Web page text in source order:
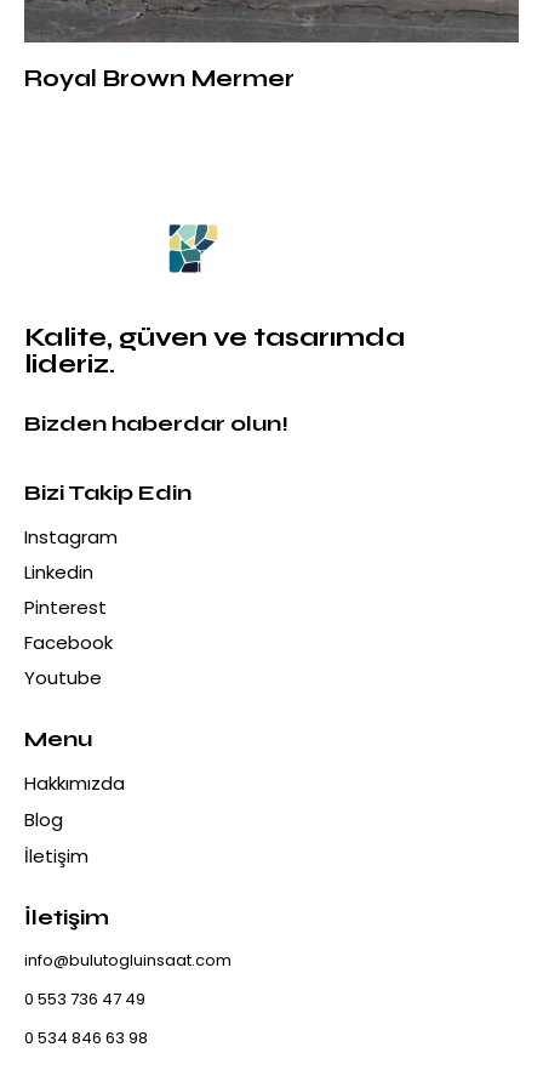
Royal Brown Mermer
Kalite, güven ve tasarımda
lideriz.
Bizden haberdar olun!
Bizi Takip Edin
Instagram
Linkedin
Pinterest
Facebook
Youtube
Menu
Hakkımızda
Blog
İletişim
İletişim
info@bulutogluinsaat.com
0 553 736 47 49
0 534 846 63 98